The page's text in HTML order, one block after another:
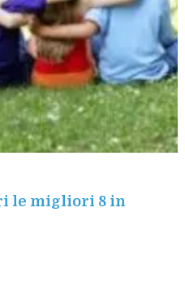
le migliori 8 in